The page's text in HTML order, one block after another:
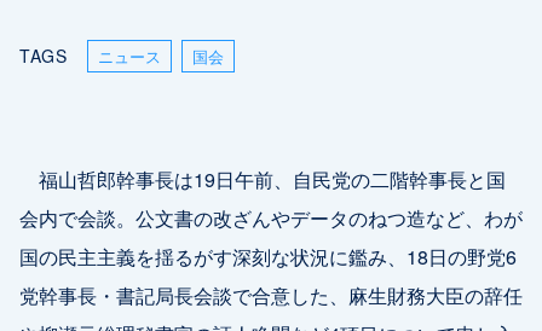
TAGS ニュース 国会
福山哲郎幹事長は19日午前、自民党の二階幹事長と国
会内で会談。公文書の改ざんやデータのねつ造など、わが
国の民主主義を揺るがす深刻な状況に鑑み、18日の野党6
党幹事長・書記局長会談で合意した、麻生財務大臣の辞任